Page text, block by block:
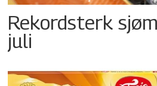
Rekordsterk
juli